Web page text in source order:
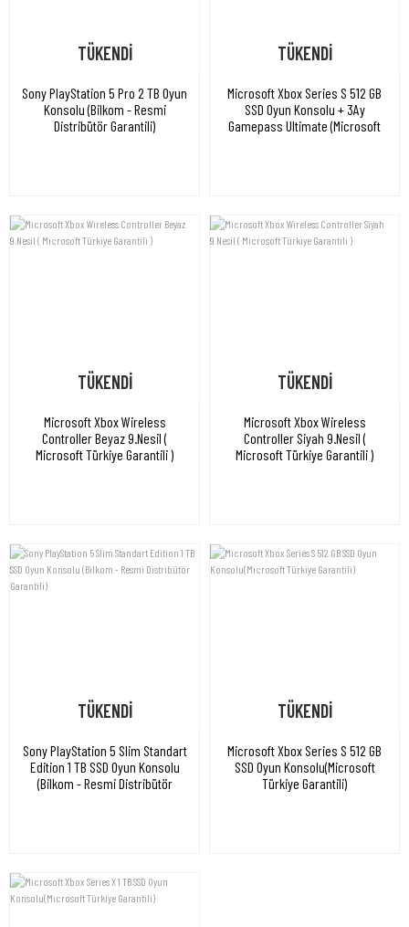
TÜKENDİ
Sony PlayStation 5 Pro 2 TB Oyun
Konsolu (Bilkom - Resmi
Distribütör Garantili)
TÜKENDİ
Microsoft Xbox Series S 512 GB
SSD Oyun Konsolu + 3Ay
Gamepass Ultimate (Microsoft
TÜKENDİ
Microsoft Xbox Wireless
Controller Beyaz 9.Nesil (
Microsoft Türkiye Garantili )
TÜKENDİ
Microsoft Xbox Wireless
Controller Siyah 9.Nesil (
Microsoft Türkiye Garantili )
TÜKENDİ
Sony PlayStation 5 Slim Standart
Edition 1 TB SSD Oyun Konsolu
(Bilkom - Resmi Distribütör
TÜKENDİ
Microsoft Xbox Series S 512 GB
SSD Oyun Konsolu(Microsoft
Türkiye Garantili)